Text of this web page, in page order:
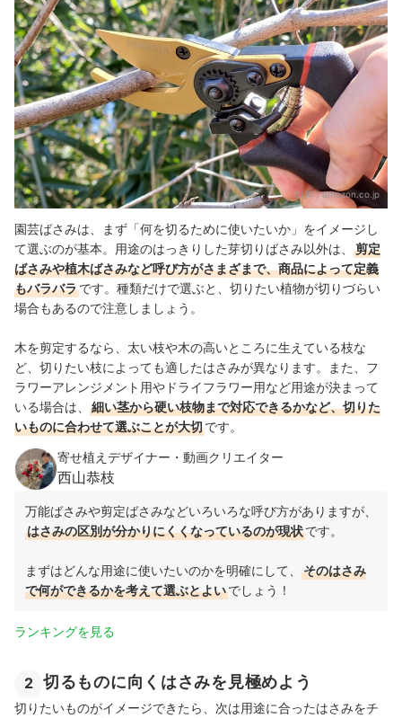
出典：amazon.co.jp
園芸ばさみは、まず「何を切るために使いたいか」をイメージし
て選ぶのが基本。用途のはっきりした芽切りばさみ以外は、
剪定
ばさみや植木ばさみなど呼び方がさまざまで、商品によって定義
もバラバラです。 種類だけで選ぶと、切りたい植物が切りづらい
場合もあるので注意しましょう。
木を剪定するなら、太い枝や木の高いところに生えている枝な
ど、切りたい枝によっても適したはさみが異なります。また、フ
ラワーアレンジメント用やドライフラワー用など用途が決まって
いる場合は、
細い茎から硬い枝物まで対応できるかなど、切りた
いものに合わせて選ぶことが大切です。
寄せ植えデザイナー・動画クリエイター
西山恭枝
万能ばさみや剪定ばさみなどいろいろな呼び方がありますが、
はさみの区別が分かりにくくなっているのが現状です。
まずはどんな用途に使いたいのかを明確にして、
そのはさみ
で何ができるかを考えて選ぶとよいでしょう！
ランキングを見る
2 切るものに向くはさみを見極めよう
切りたいものがイメージできたら、次は用途に合ったはさみをチ